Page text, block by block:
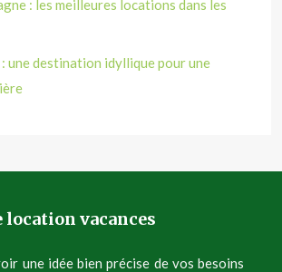
: les meilleures locations dans les
une destination idyllique pour une
location vacances
une idée bien précise de vos besoins